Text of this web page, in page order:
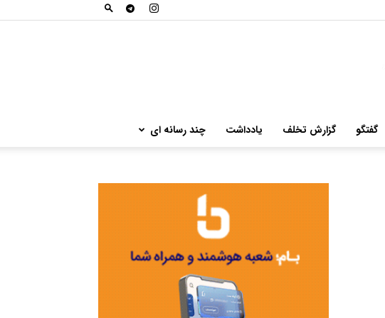
گفتگو گزارش تخلف یادداشت چند رسانه ای